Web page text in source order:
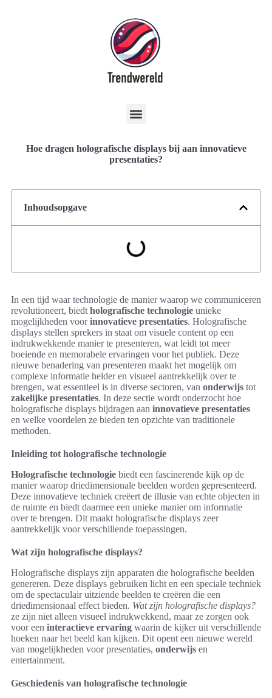
Hoe dragen holografische displays bij aan innovatieve
presentaties?
Inhoudsopgave
In een tijd waar technologie de manier waarop we communiceren
revolutioneert, biedt holografische technologie unieke
mogelijkheden voorinnovatieve presentaties. Holografische
displays stellen sprekers in staat om visuele content op een
indrukwekkende manier te presenteren, wat leidt tot meer
boeiende en memorabele ervaringen voor het publiek. Deze
nieuwe benadering van presenteren maakt het mogelijk om
complexe informatie helder en visueel aantrekkelijk over te
brengen, wat essentieel is in diverse sectoren, van onderwijs tot
zakelijke presentaties. In deze sectie wordt onderzocht hoe
holografische displays bijdragen aan innovatieve presentaties
en welke voordelen ze bieden ten opzichte van traditionele
methoden.
Inleiding tot holografische technologie
Holografische technologie biedt een fascinerende kijk op de
manier waarop driedimensionale beelden worden gepresenteerd.
Deze innovatieve techniek creëert de illusie van echte objecten in
de ruimte en biedt daarmee een unieke manier om informatie
over te brengen. Dit maakt holografische displays zeer
aantrekkelijk voor verschillende toepassingen.
Wat zijn holografische displays?
Holografische displays zijn apparaten die holografische beelden
genereren. Deze displays gebruiken licht en een speciale techniek
om de spectaculair uitziende beelden te creëren die een
driedimensionaal effect bieden. Wat zijn holografische displays?
ze zijn niet alleen visueel indrukwekkend, maar ze zorgen ook
voor een interactieve ervaring waarin de kijker uit verschillende
hoeken naar het beeld kan kijken. Dit opent een nieuwe wereld
van mogelijkheden voor presentaties, onderwijs en
entertainment.
Geschiedenis van holografische technologie